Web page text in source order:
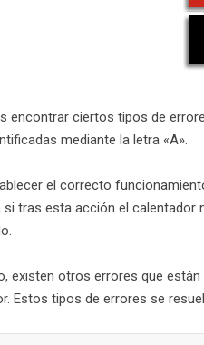
encontrar ciertos tipos de
mediante la letra «A».
el correcto
si tras esta acción el calentador
existen otros errores que
Estos tipos de errores se